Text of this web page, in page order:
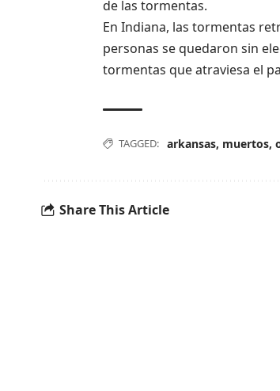
de las tormentas.
En Indiana, las tormentas
personas se quedaron sin
tormentas que atraviesa el
TAGGED: arkansas, muertos,
Share This Article